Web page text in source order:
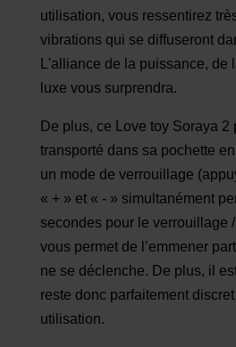
utilisation, vous ressentirez
vibrations qui se diffuseront
L'alliance de la puissance, de
luxe vous surprendra.
De plus, ce Love toy Soraya 2
transporté dans sa pochette
un mode de verrouillage
« + » et « - » simultanément
secondes pour le verrouillage
vous permet de l’emmener
ne se déclenche. De plus, il
reste donc parfaitement
utilisation.